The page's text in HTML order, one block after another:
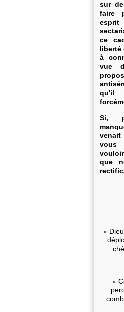
sur
faire
ce
liberté
à
vue
qu'il
Si,
vous
que
«
«